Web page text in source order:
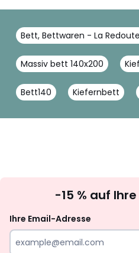
Bett, Bettwaren - La
Massiv bett 140x200
Bett140 Kiefernbett
-15 % auf
Ihre Email-Adresse